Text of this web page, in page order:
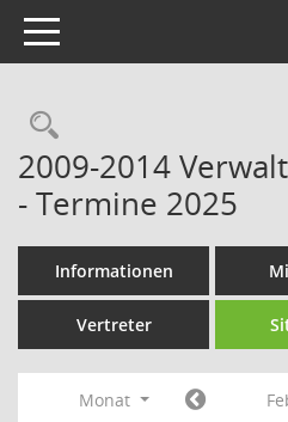
Toggle navigation
Rechercheauswahl
2009-2014
- Termine 2025
Informationen
Vertreter
Monat